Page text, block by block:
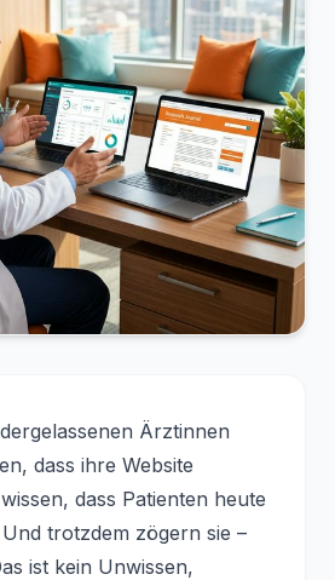
Ärztinnen
dass ihre Website
dass Patienten heute
trotzdem zögern sie –
ist kein Unwissen,